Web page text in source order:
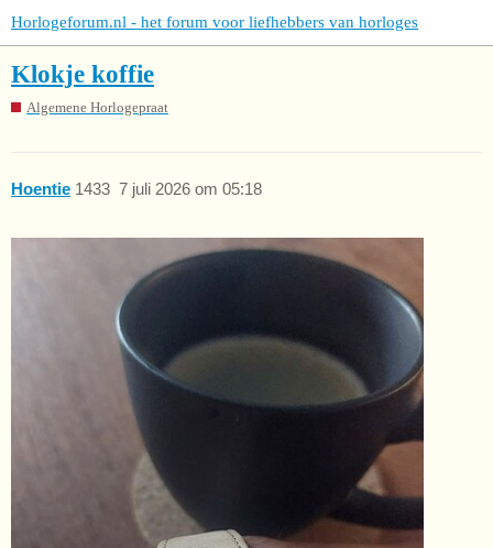
Horlogeforum.nl - het forum voor liefhebbers van horloges
Klokje koffie
Algemene Horlogepraat
Hoentie 7 juli 2026 om 05:18
1433